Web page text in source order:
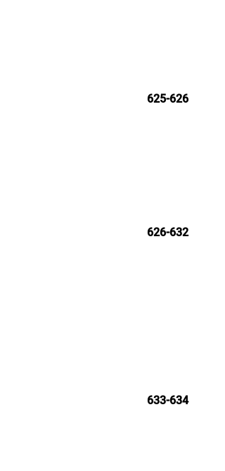
625-626
626-632
633-634